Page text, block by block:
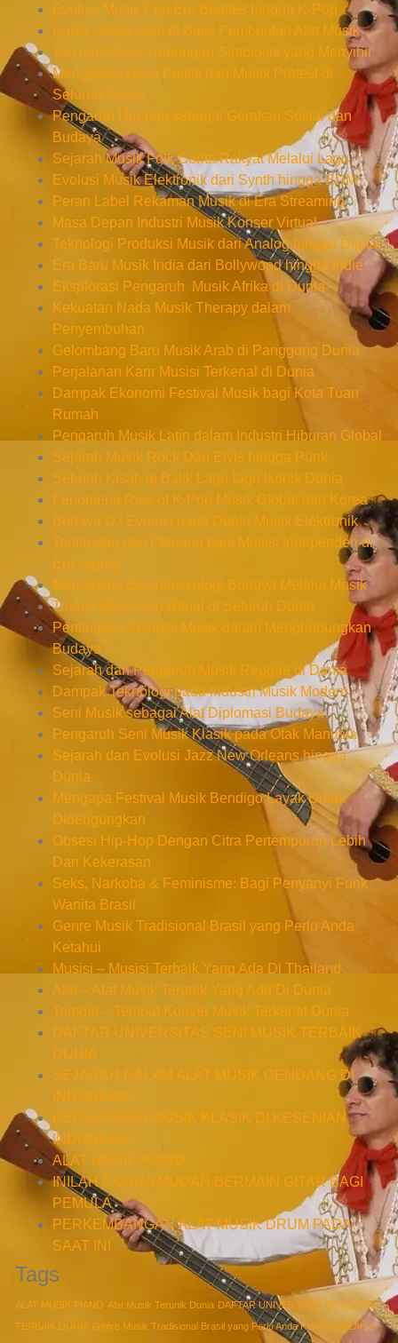
Evolusi Musik Pop Era Beatles hingga K-Pop
Karya Suara Seni di Balik Pembuatan Alat Musik
Tari dan Musik Hubungan Simbiosis yang Menyihir
Menghubungkan Politik dan Musik Protest di
Seluruh Dunia
Pengaruh Hip-hop sebagai Gerakan Sosial dan
Budaya
Sejarah Musik Folk Cerita Rakyat Melalui Lagu
Evolusi Musik Elektronik dari Synth hingga EDM
Peran Label Rekaman Musik di Era Streaming
Masa Depan Industri Musik Konser Virtual
Teknologi Produksi Musik dari Analog hingga Digital
Era Baru Musik India dari Bollywood hingga Indie
Eksplorasi Pengaruh Musik Afrika di Dunia
Kekuatan Nada Musik Therapy dalam
Penyembuhan
Gelombang Baru Musik Arab di Panggung Dunia
Perjalanan Karir Musisi Terkenal di Dunia
Dampak Ekonomi Festival Musik bagi Kota Tuan
Rumah
Pengaruh Musik Latin dalam Industri Hiburan Global
Sejarah Musik Rock Dari Elvis hingga Punk
Sebuah Kisah di Balik Lagu-lagu Ikonik Dunia
Fenomena Rise of K-Pop Musik Global dari Korea
Budaya DJ Evolusi pada Dunia Musik Elektronik
Tantangan dan Peluang bagi Musisi Independen di
Era Digital
Memahami Etnomusikologi Budaya Melalui Musik
Tradisi Musik dan Ritual di Seluruh Dunia
Pentingnya Festival Musik dalam Menghubungkan
Budaya
Sejarah dan Pengaruh Musik Reggae di Dunia
Dampak Teknologi pada Industri Musik Modern
Seni Musik sebagai Alat Diplomasi Budaya
Pengaruh Seni Musik Klasik pada Otak Manusia
Sejarah dan Evolusi Jazz New Orleans hingga
Dunia
Mengapa Festival Musik Bendigo Layak Untuk
Didengungkan
Obsesi Hip-Hop Dengan Citra Pertempuran Lebih
Dari Kekerasan
Seks, Narkoba & Feminisme: Bagi Penyanyi Funk
Wanita Brasil
Genre Musik Tradisional Brasil yang Perlu Anda
Ketahui
Musisi – Musisi Terbaik Yang Ada Di Thailand
Alat – Alat Musik Terunik Yang Ada Di Dunia
Tempat – Tempat Konser Musik Terkenal Dunia
DAFTAR UNIVERSITAS SENI MUSIK TERBAIK
DUNIA
SEJARAH DALAM ALAT MUSIK GENDANG DI
INDONESIA
PERJALANAN MUSIK KLASIK DI KESENIAN
INDONESIA
ALAT MUSIK PIANO
INILAH 6 CARA MUDAH BERMAIN GITAR BAGI
PEMULA
PERKEMBANGAN ALAT MUSIK DRUM PADA
SAAT INI
Tags
ALAT MUSIK PIANO Alat Musik Terunik Dunia DAFTAR UNIVERSITAS SENI MUSIK
TERBAIK DUNIA Genre Musik Tradisional Brasil yang Perlu Anda Ketahui INILAH 6